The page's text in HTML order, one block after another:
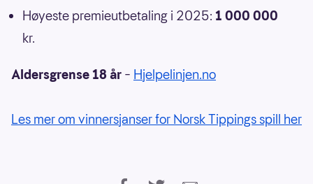
Høyeste premieutbetaling i 2025: 1 000 000
kr.
Aldersgrense 18 år – Hjelpelinjen.no
Les mer om vinnersjanser for Norsk Tippings spill her